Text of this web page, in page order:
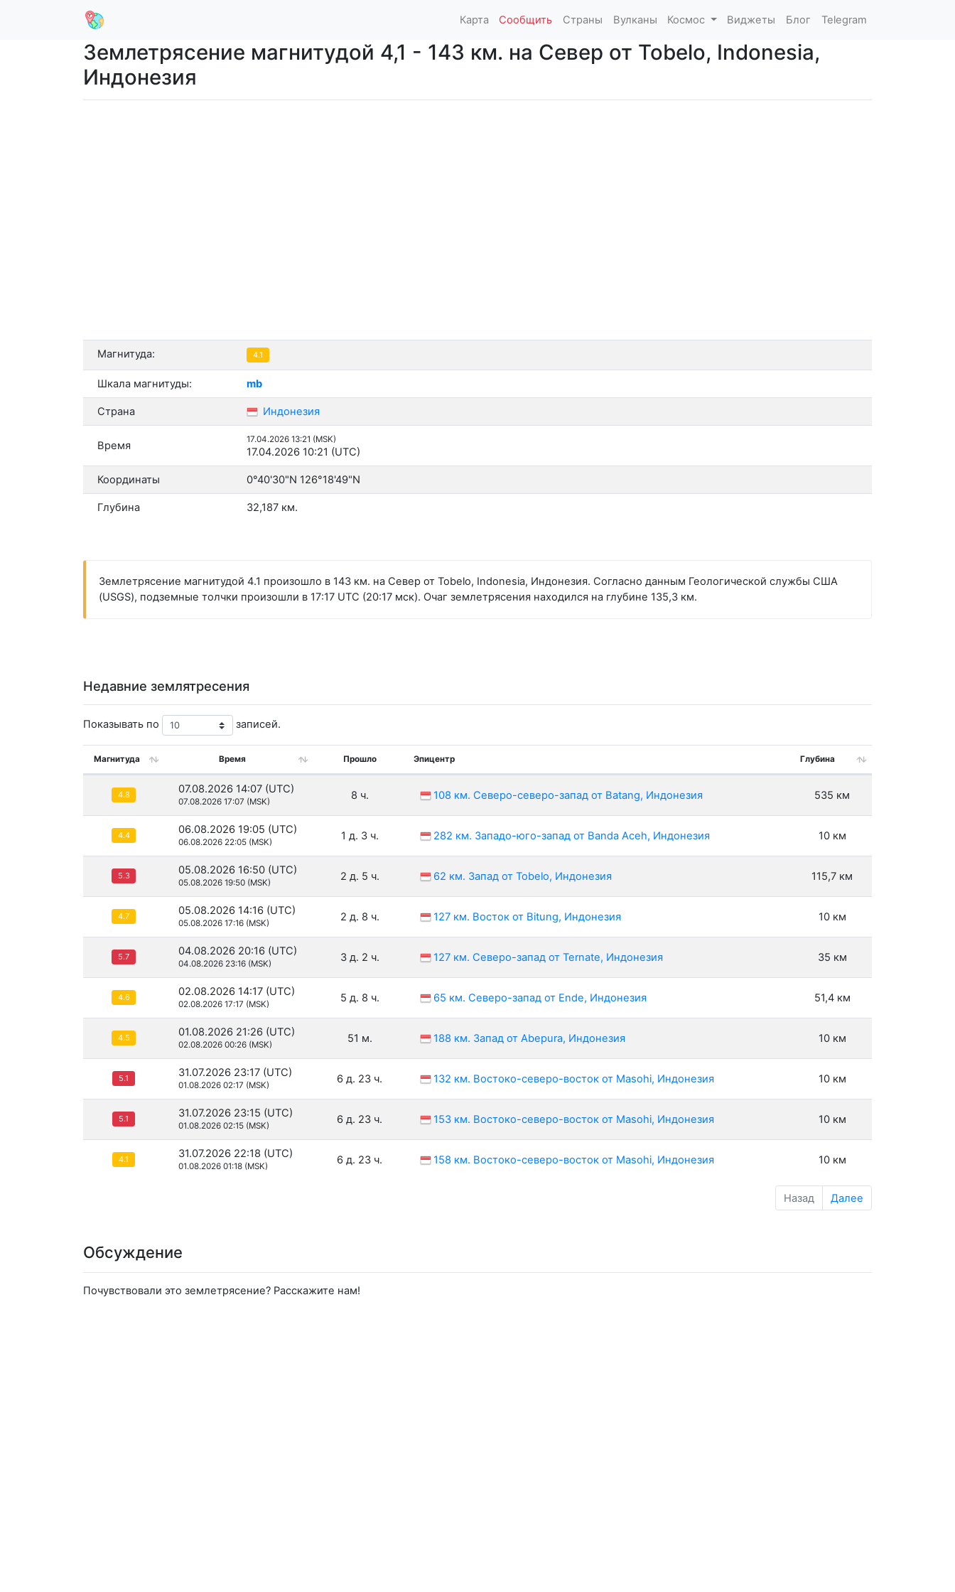
Карта Сообщить Страны Вулканы Космос Виджеты Блог Telegram
Землетрясение магнитудой 4,1 - 143 км. на Север от Tobelo, Indonesia,
Индонезия
Магнитуда: 4.1
Шкала магнитуды: mb
Страна Индонезия
Время 17.04.2026 13:21 (MSK)
17.04.2026 10:21 (UTC)
Координаты 0°40'30"N 126°18'49"N
Глубина 32,187 км.
Землетрясение магнитудой 4.1 произошло в 143 км. на Север от Tobelo, Indonesia, Индонезия. Согласно данным Геологической службы США
(USGS), подземные толчки произошли в 17:17 UTC (20:17 мск). Очаг землетрясения находился на глубине 135,3 км.
Недавние землятресения
Показывать по записей.
Магнитуда Время Прошло Эпицентр Глубина
4.8 07.08.2026 14:07 (UTC)
07.08.2026 17:07 (MSK) 8 ч. 108 км. Северо-северо-запад от Batang, Индонезия 535 км
4.4 06.08.2026 19:05 (UTC)
06.08.2026 22:05 (MSK) 1 д. 3 ч. 282 км. Западо-юго-запад от Banda Aceh, Индонезия 10 км
5.3 05.08.2026 16:50 (UTC)
05.08.2026 19:50 (MSK) 2 д. 5 ч. 62 км. Запад от Tobelo, Индонезия 115,7 км
4.7 05.08.2026 14:16 (UTC)
05.08.2026 17:16 (MSK) 2 д. 8 ч. 127 км. Восток от Bitung, Индонезия 10 км
5.7 04.08.2026 20:16 (UTC)
04.08.2026 23:16 (MSK) 3 д. 2 ч. 127 км. Северо-запад от Ternate, Индонезия 35 км
4.6 02.08.2026 14:17 (UTC)
02.08.2026 17:17 (MSK) 5 д. 8 ч. 65 км. Северо-запад от Ende, Индонезия 51,4 км
4.5 01.08.2026 21:26 (UTC)
02.08.2026 00:26 (MSK) 51 м. 188 км. Запад от Abepura, Индонезия 10 км
5.1 31.07.2026 23:17 (UTC)
01.08.2026 02:17 (MSK) 6 д. 23 ч. 132 км. Востоко-северо-восток от Masohi, Индонезия 10 км
5.1 31.07.2026 23:15 (UTC)
01.08.2026 02:15 (MSK) 6 д. 23 ч. 153 км. Востоко-северо-восток от Masohi, Индонезия 10 км
4.1 31.07.2026 22:18 (UTC)
01.08.2026 01:18 (MSK) 6 д. 23 ч. 158 км. Востоко-северо-восток от Masohi, Индонезия 10 км
Назад Далее
Обсуждение
Почувствовали это землетрясение? Расскажите нам!